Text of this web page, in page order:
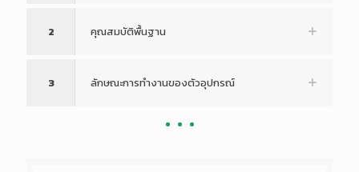
2 คุณสมบัติพื้นฐาน
3 ลักษณะการทำงานของตัวอุปกรณ์